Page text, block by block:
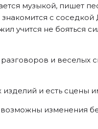
музыкой, пишет
с
учится не бояться
и веселых
и есть сцены
изменения